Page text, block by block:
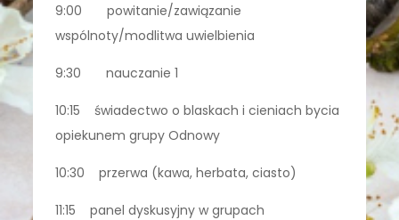
9:00 powitanie/zawiązanie
wspólnoty/modlitwa uwielbienia
9:30 nauczanie 1
10:15 świadectwo o blaskach i cieniach bycia
opiekunem grupy Odnowy
10:30 przerwa (kawa, herbata, ciasto)
11:15 panel dyskusyjny w grupach